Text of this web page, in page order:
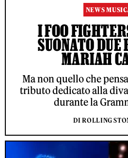
NEWS
I FOO
SUONATO
MARIAH
Ma non quello che
tributo dedicato alla
durante la
DI ROLLING